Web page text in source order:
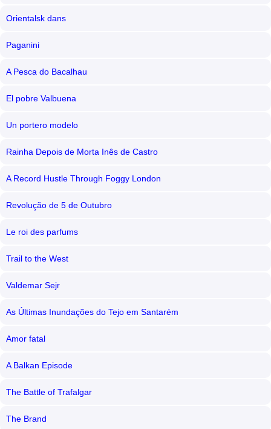
Orientalsk dans
Paganini
A Pesca do Bacalhau
El pobre Valbuena
Un portero modelo
Rainha Depois de Morta Inês de Castro
A Record Hustle Through Foggy London
Revolução de 5 de Outubro
Le roi des parfums
Trail to the West
Valdemar Sejr
As Últimas Inundações do Tejo em Santarém
Amor fatal
A Balkan Episode
The Battle of Trafalgar
The Brand